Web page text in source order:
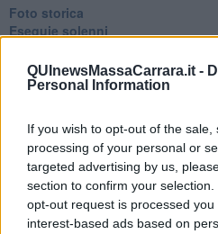
QUInewsMassaCarrara.it -
Personal Information
If you wish to opt-out of the
processing of your personal or
targeted advertising by us,
section to confirm your
opt-out request is processed
interest-based ads based on
Foto storica
Esequie solenni
Teste calde
Non avere e non essere
Da Capodanno a Carnevale
Schizzi di fango
Sor-riso amaro
Fine anno al ristorante
La festa di Capodanno
Natale 2024
Re e regnanti